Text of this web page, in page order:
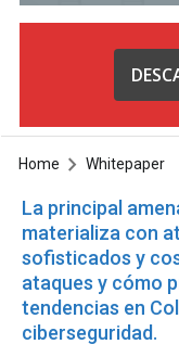
Home Whitepaper
La principal
materializa con
sofisticados y
ataques y cómo
tendencias en
ciberseguridad.